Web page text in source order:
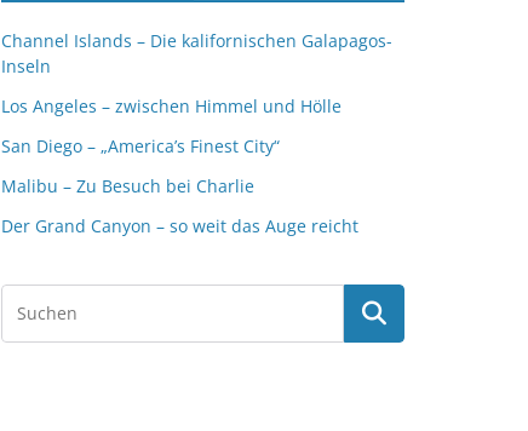
Channel Islands – Die kalifornischen Galapagos-
Inseln
Los Angeles – zwischen Himmel und Hölle
San Diego – „America’s Finest City“
Malibu – Zu Besuch bei Charlie
Der Grand Canyon – so weit das Auge reicht